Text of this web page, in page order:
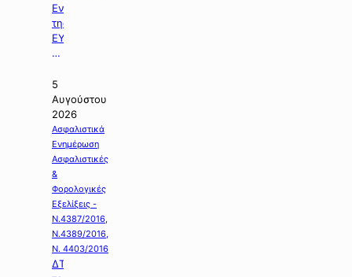
Ενημέρωση
της
ΕΥΔΑΠ
με
«Διαγωνισμός
της
Εργολαβίας
Ε-925».
5
Αυγούστου
2026
Ασφαλιστικά
Ενημέρωση
Ασφαλιστικές
&
Φορολογικές
Εξελίξεις -
Ν.4387/2016,
Ν.4389/2016,
Ν. 4403/2016
ΔΤ